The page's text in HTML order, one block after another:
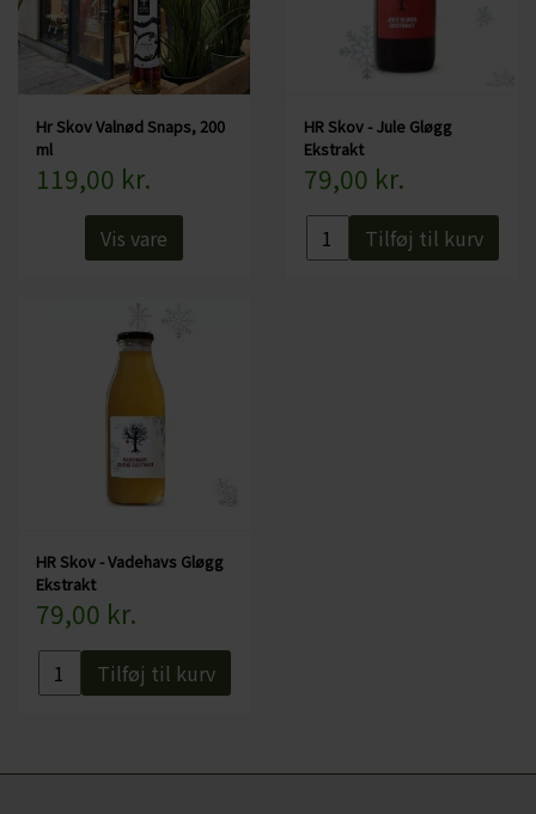
Hr Skov Valnød Snaps, 200
ml
119,00 kr.
Vis vare
HR Skov - Jule Gløgg
Ekstrakt
79,00 kr.
Tilføj til kurv
HR Skov - Vadehavs Gløgg
Ekstrakt
79,00 kr.
Tilføj til kurv